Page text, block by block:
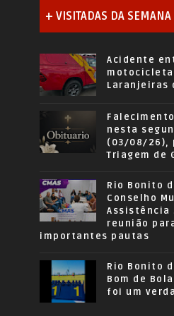
+ VISITADAS DA SEMANA
Acidente
Laranjeiras
nesta
(03/08/26),
Triagem de
Rio Bonito
Conselho
Assistência
reunião
importantes pautas
Rio Bonito
Bom de
foi um